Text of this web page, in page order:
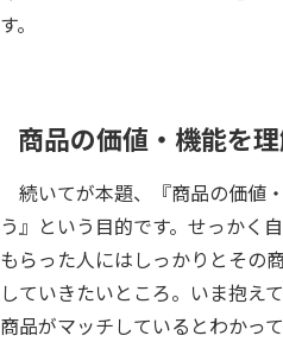
す。
商品の価値・機能を
続いてが本題、『商品の価値
う』という目的です。せっかく
もらった人にはしっかりとその
していきたいところ。いま抱え
商品がマッチしているとわかっ